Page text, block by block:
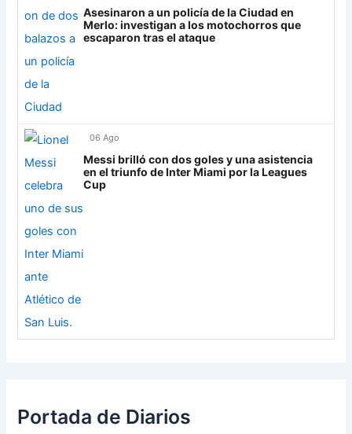
Asesinaron a un policía de la Ciudad en
Merlo: investigan a los motochorros que
escaparon tras el ataque
06 Ago
Messi brilló con dos goles y una asistencia
en el triunfo de Inter Miami por la Leagues
Cup
Portada de Diarios